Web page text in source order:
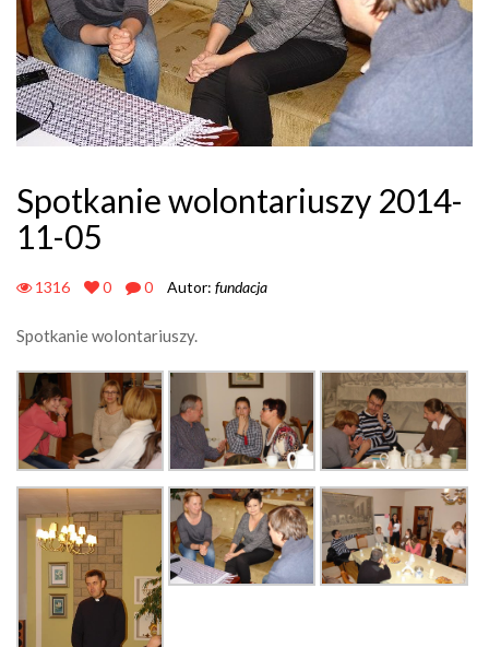
Spotkanie wolontariuszy 2014-
11-05
1316 0 0 Autor: fundacja
Spotkanie wolontariuszy.